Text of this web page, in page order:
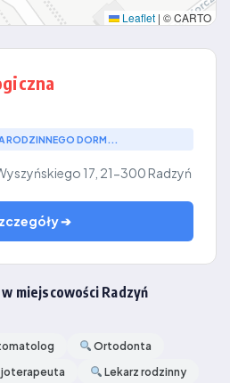
Leaflet | © CARTO
RODZINNEGO DORM...
17, 21-300 Radzyń
➔
miejscowości Radzyń
Ortodonta
Lekarz rodzinny